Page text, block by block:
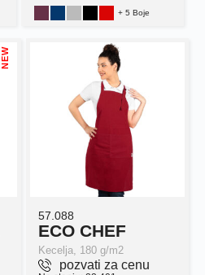
+ 5 Boje
NEW
57.088
ECO CHEF
Kecelja, 180 g/m2
pozvati za cenu